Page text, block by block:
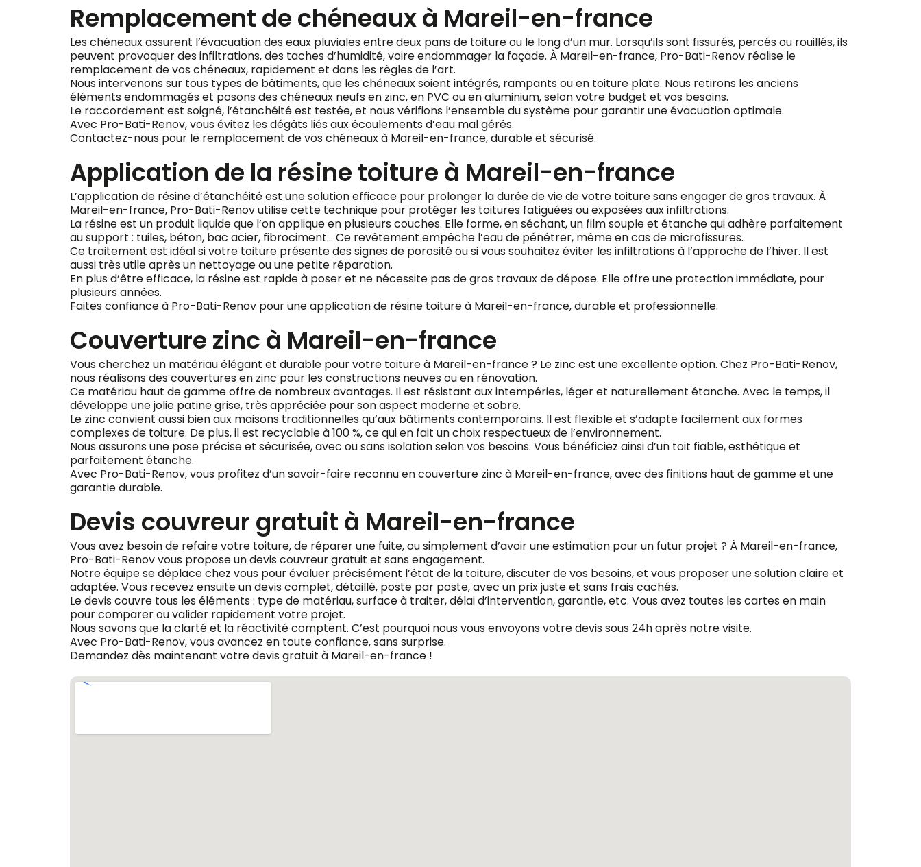
Remplacement de chéneaux à Mareil-en-france
Les chéneaux assurent l’évacuation des eaux pluviales entre deux pans de toiture ou le long d’un mur. Lorsqu’ils sont fissurés, percés ou rouillés, ils
peuvent provoquer des infiltrations, des taches d’humidité, voire endommager la façade. À Mareil-en-france, Pro-Bati-Renov réalise le
remplacement de vos chéneaux, rapidement et dans les règles de l’art.
Nous intervenons sur tous types de bâtiments, que les chéneaux soient intégrés, rampants ou en toiture plate. Nous retirons les anciens
éléments endommagés et posons des chéneaux neufs en zinc, en PVC ou en aluminium, selon votre budget et vos besoins.
Le raccordement est soigné, l’étanchéité est testée, et nous vérifions l’ensemble du système pour garantir une évacuation optimale.
Avec Pro-Bati-Renov, vous évitez les dégâts liés aux écoulements d’eau mal gérés.
Contactez-nous pour le remplacement de vos chéneaux à Mareil-en-france, durable et sécurisé.
Application de la résine toiture à Mareil-en-france
L’application de résine d’étanchéité est une solution efficace pour prolonger la durée de vie de votre toiture sans engager de gros travaux. À
Mareil-en-france, Pro-Bati-Renov utilise cette technique pour protéger les toitures fatiguées ou exposées aux infiltrations.
La résine est un produit liquide que l’on applique en plusieurs couches. Elle forme, en séchant, un film souple et étanche qui adhère parfaitement
au support : tuiles, béton, bac acier, fibrociment… Ce revêtement empêche l’eau de pénétrer, même en cas de microfissures.
Ce traitement est idéal si votre toiture présente des signes de porosité ou si vous souhaitez éviter les infiltrations à l’approche de l’hiver. Il est
aussi très utile après un nettoyage ou une petite réparation.
En plus d’être efficace, la résine est rapide à poser et ne nécessite pas de gros travaux de dépose. Elle offre une protection immédiate, pour
plusieurs années.
Faites confiance à Pro-Bati-Renov pour une application de résine toiture à Mareil-en-france, durable et professionnelle.
Couverture zinc à Mareil-en-france
Vous cherchez un matériau élégant et durable pour votre toiture à Mareil-en-france ? Le zinc est une excellente option. Chez Pro-Bati-Renov,
nous réalisons des couvertures en zinc pour les constructions neuves ou en rénovation.
Ce matériau haut de gamme offre de nombreux avantages. Il est résistant aux intempéries, léger et naturellement étanche. Avec le temps, il
développe une jolie patine grise, très appréciée pour son aspect moderne et sobre.
Le zinc convient aussi bien aux maisons traditionnelles qu’aux bâtiments contemporains. Il est flexible et s’adapte facilement aux formes
complexes de toiture. De plus, il est recyclable à 100 %, ce qui en fait un choix respectueux de l’environnement.
Nous assurons une pose précise et sécurisée, avec ou sans isolation selon vos besoins. Vous bénéficiez ainsi d’un toit fiable, esthétique et
parfaitement étanche.
Avec Pro-Bati-Renov, vous profitez d’un savoir-faire reconnu en couverture zinc à Mareil-en-france, avec des finitions haut de gamme et une
garantie durable.
Devis couvreur gratuit à Mareil-en-france
Vous avez besoin de refaire votre toiture, de réparer une fuite, ou simplement d’avoir une estimation pour un futur projet ? À Mareil-en-france,
Pro-Bati-Renov vous propose un devis couvreur gratuit et sans engagement.
Notre équipe se déplace chez vous pour évaluer précisément l’état de la toiture, discuter de vos besoins, et vous proposer une solution claire et
adaptée. Vous recevez ensuite un devis complet, détaillé, poste par poste, avec un prix juste et sans frais cachés.
Le devis couvre tous les éléments : type de matériau, surface à traiter, délai d’intervention, garantie, etc. Vous avez toutes les cartes en main
pour comparer ou valider rapidement votre projet.
Nous savons que la clarté et la réactivité comptent. C’est pourquoi nous vous envoyons votre devis sous 24h après notre visite.
Avec Pro-Bati-Renov, vous avancez en toute confiance, sans surprise.
Demandez dès maintenant votre devis gratuit à Mareil-en-france !